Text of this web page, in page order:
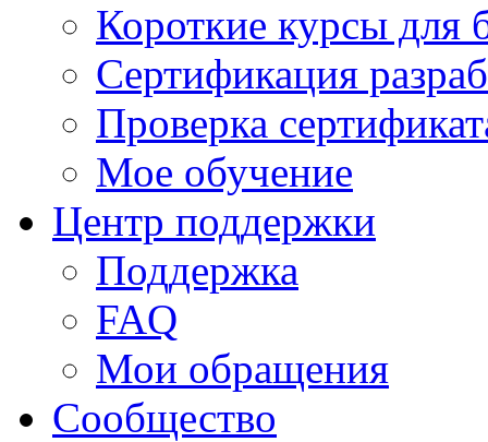
Короткие курсы для
Сертификация
Проверка
Мое обучение
Центр поддержки
Поддержка
FAQ
Мои обращения
Сообщество